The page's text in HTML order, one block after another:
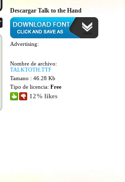
Descargar Talk to the Hand
Advertising:
Nombre de archivo:
TALKTOTH.TTF
Tamano : 46.28 Kb
Tipo de licencia: Free
12% likes